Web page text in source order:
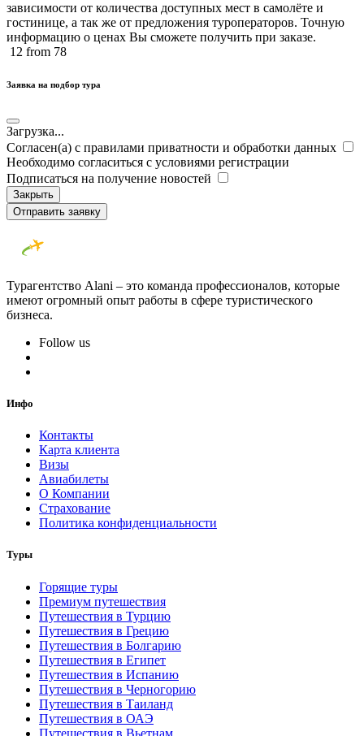
зависимости от количества доступных мест в самолёте и
гостинице, а так же от предложения туроператоров. Точную
информацию о ценах Вы сможете получить при заказе.​
12 from 78
Заявка на подбор тура
Загрузка...
Согласен(а) с правилами приватности и обработки данных
Необходимо согласиться с условиями регистрации
Подписаться на получение новостей
Закрыть
Отправить заявку
Турагентство Alani – это команда профессионалов, которые
имеют огромный опыт работы в сфере туристического
бизнеса.
Follow us
Инфо
Контакты
Карта клиента
Визы
Авиабилеты
О Компании
Страхование
Политика конфиденциальности
Туры
Горящие туры
Премиум путешествия
Путешествия в Турцию
Путешествия в Грецию
Путешествия в Болгарию
Путешествия в Египет
Путешествия в Испанию
Путешествия в Черногорию
Путешествия в Таиланд
Путешествия в ОАЭ
Путешествия в Вьетнам